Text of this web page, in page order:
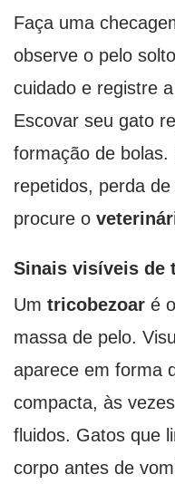
Faça uma
observe o pelo
cuidado e registre
Escovar seu gato
formação de
repetidos, perda
procure o
Sinais visíveis de
Um tricobezoar é
massa de pelo.
aparece em forma
compacta, às
fluidos. Gatos que
corpo antes de